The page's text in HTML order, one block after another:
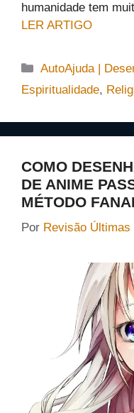
humanidade tem
LER ARTIGO
Categorias
AutoAjuda |
Espiritualidade,
COMO
DE ANIME
MÉTODO
Por Revisão Últimas